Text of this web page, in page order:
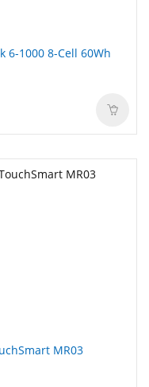
681951-001 voor HP ENVY Sleekbook 6-1000 8-Cell 60Wh
MR03